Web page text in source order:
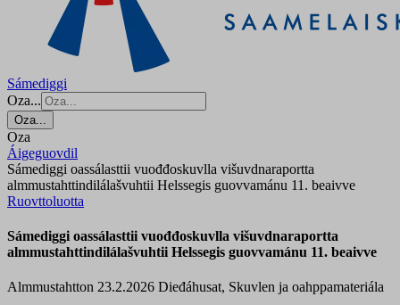
Sámediggi
Oza...
Oza...
Oza
Áigeguovdil
Sámediggi oassálasttii vuođđoskuvlla višuvdnaraportta
almmustahttindilálašvuhtii Helssegis guovvamánu 11. beaivve
Ruovttoluotta
Sámediggi oassálasttii vuođđoskuvlla višuvdnaraportta
almmustahttindilálašvuhtii Helssegis guovvamánu 11. beaivve
Almmustahtton 23.2.2026 Dieđáhusat, Skuvlen ja oahppamateriála